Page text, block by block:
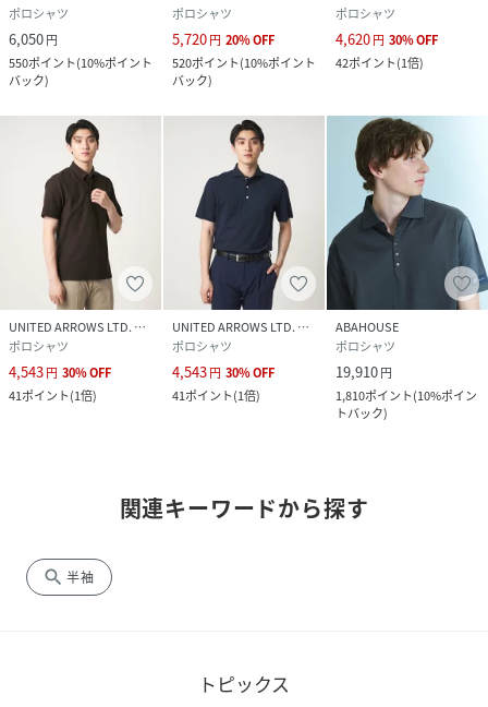
ポロシャツ
6,050円
550ポイント(10%ポイント
バック)
ポロシャツ
5,720円 20%OFF
520ポイント(10%ポイント
バック)
ポロシャツ
4,620円 30%OFF
42ポイント(1倍)
UNITED ARROWS LTD. OUTLET
ポロシャツ
4,543円 30%OFF
41ポイント(1倍)
UNITED ARROWS LTD. OUTLET
ポロシャツ
4,543円 30%OFF
41ポイント(1倍)
ABAHOUSE
ポロシャツ
19,910円
1,810ポイント(10%ポイン
トバック)
関連キーワードから探す
search 半袖
トピックス